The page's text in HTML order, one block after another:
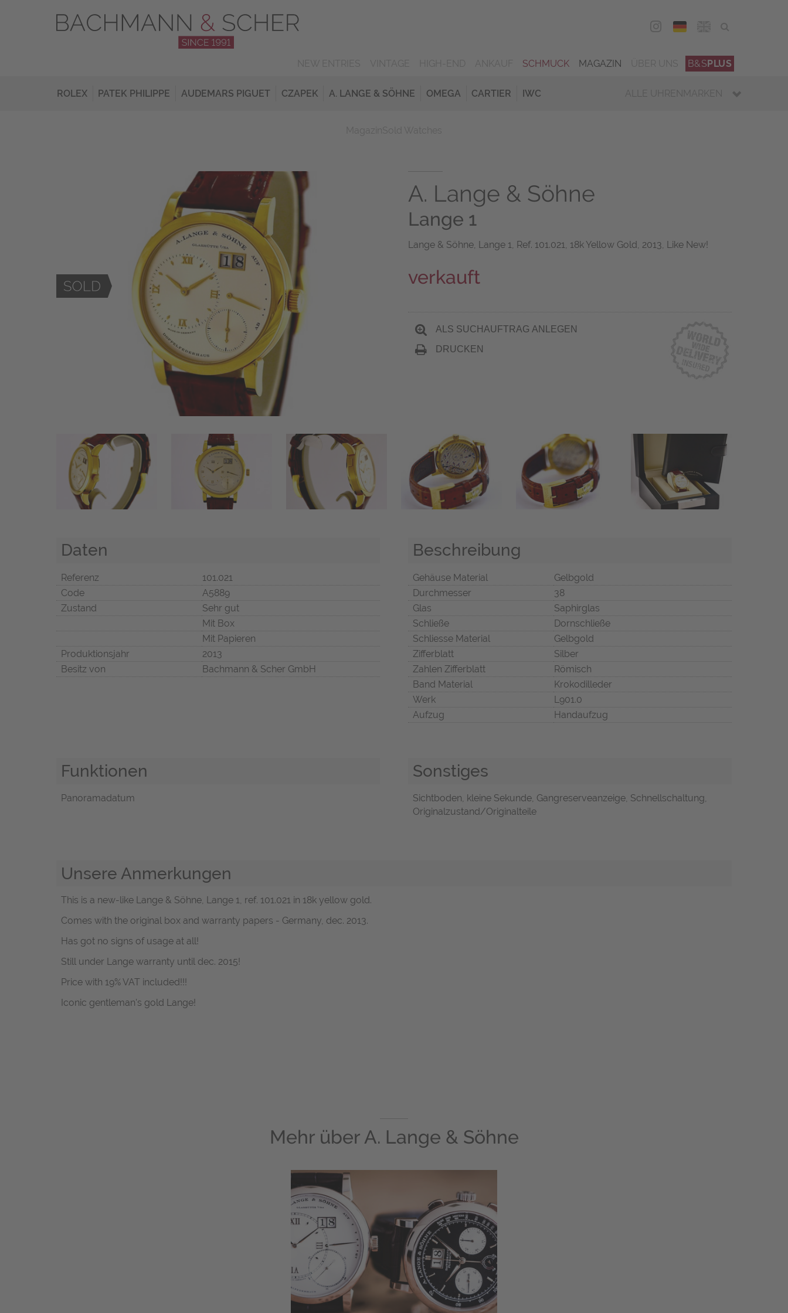
DEU
SCHMUCK MAGAZIN B&SPLUS
ROLEX PATEK PHILIPPE AUDEMARS PIGUET CZAPEK A. LANGE & SÖHNE OMEGA CARTIER IWC ALLE UHRENMARKEN
A. Lange & Söhne
Lange 1
Lange & Söhne, Lange 1, Ref. 101.021, 18k Yellow Gold, 2013, Like New!
verkauft
ALS SUCHAUFTRAG ANLEGEN
DRUCKEN
Daten
Referenz
101.021
Code
A5889
Zustand
Sehr gut
Mit Box
Mit Papieren
Produktionsjahr
2013
Besitz von
Bachmann & Scher GmbH
Beschreibung
Gehäuse Material
Gelbgold
Durchmesser
38
Glas
Saphirglas
Schließe
Dornschließe
Schliesse Material
Gelbgold
Zifferblatt
Silber
Zahlen Zifferblatt
Römisch
Band Material
Krokodilleder
Werk
L901.0
Aufzug
Handaufzug
Funktionen
Panoramadatum
Sonstiges
Sichtboden, kleine Sekunde, Gangreserveanzeige, Schnellschaltung,
Originalzustand/Originalteile
Unsere Anmerkungen
This is a new-like Lange & Söhne, Lange 1, ref. 101.021 in 18k yellow gold.
Comes with the original box and warranty papers - Germany, dec. 2013.
Has got no signs of usage at all!
Still under Lange warranty until dec. 2015!
Price with 19% VAT included!!!
Iconic gentleman's gold Lange!
Mehr über A. Lange & Söhne